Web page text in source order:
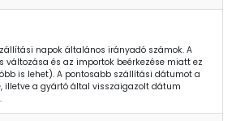
napok általános irányadó számok. A
változása és az importok beérkezése miatt ez
is lehet). A pontosabb szállítási dátumot a
illetve a gyártó által visszaigazolt dátum